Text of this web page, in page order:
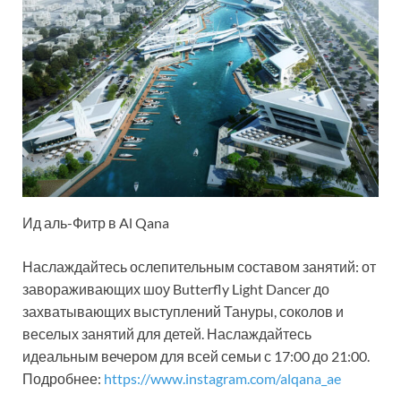
Ид аль-Фитр в Al Qana
Наслаждайтесь ослепительным составом занятий: от
завораживающих шоу Butterfly Light Dancer до
захватывающих выступлений Тануры, соколов и
веселых занятий для детей. Наслаждайтесь
идеальным вечером для всей семьи с 17:00 до 21:00.
Подробнее: https://www.instagram.com/alqana_ae